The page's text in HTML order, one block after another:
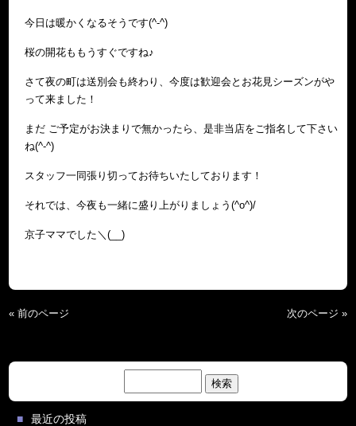
今日は暖かくなるそうです(^-^)
桜の開花ももうすぐですね♪
さて夜の町は送別会も終わり、今度は歓迎会とお花見シーズンがや
って来ました！
まだ ご予定がお決まりで無かったら、是非当店をご指名して下さい
ね(^-^)
スタッフ一同張り切ってお待ちいたしております！
それでは、今夜も一緒に盛り上がりましょう(^o^)/
京子ママでした＼(__)
« 前のページ 次のページ »
索:
最近の投稿